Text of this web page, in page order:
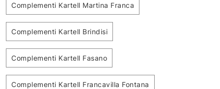
Complementi Kartell Martina Franca
Complementi Kartell Brindisi
Complementi Kartell Fasano
Complementi Kartell Francavilla Fontana